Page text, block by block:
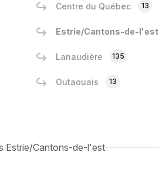
Centre du Québec 13
Estrie/Cantons-de-l'est
Lanaudière 135
Outaouais 13
Estrie/Cantons-de-l'est